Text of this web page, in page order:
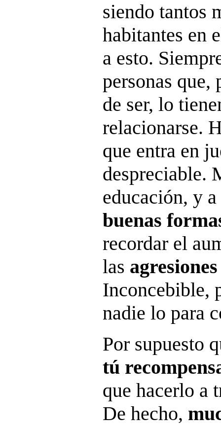
siendo tantos
habitantes en
a esto.
personas que,
de ser, lo
relacionarse.
que entra en
despreciable.
educación, y
buenas
recordar el
las
Inconcebible,
nadie lo para
Por supuesto
tú
que hacerlo a
De hecho,